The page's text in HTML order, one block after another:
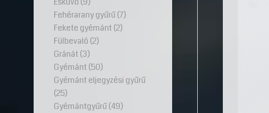
Fehérarany gyűrű(7)
Fekete gyémánt (2)
Fülbevaló (2)
Gránát (3)
Gyémánt (50)
Gyémánt eljegyzési gyűrű
(25)
Gyémántgyűrű(49)